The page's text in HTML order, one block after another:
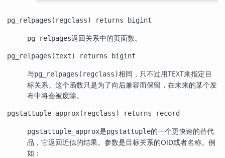
pg_relpages(regclass) returns bigint
pg_relpages返回关系中的页面数。
pg_relpages(text) returns bigint
与pg_relpages(regclass)相同，只不过用TEXT来指定目
标关系。这个函数只是为了向后兼容而保留，在未来的某个发
布中将会被废除。
pgstattuple_approx(regclass) returns record
pgstattuple_approx是pgstattuple的一个更快速的替代
品，它返回近似的结果。参数是目标关系的OID或者名称。例
如：